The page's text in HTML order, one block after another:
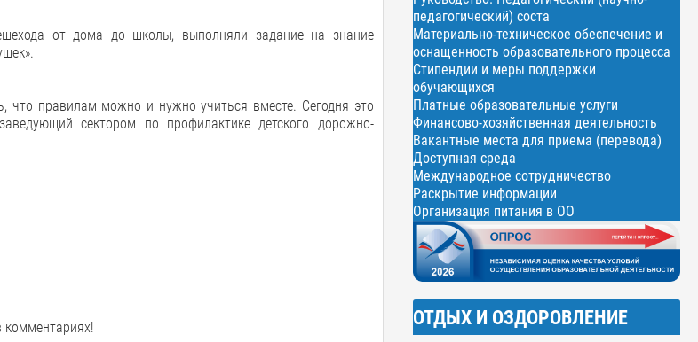
от дома до школы, выполняли задание на знание
что правилам можно и нужно учиться вместе. Сегодня это
сектором по профилактике детского дорожно-
комментариях!
педагогический) соста
Материально-техническое обеспечение и
оснащенность образовательного процесса
Стипендии и меры поддержки
обучающихся
Платные образовательные услуги
Финансово-хозяйственная деятельность
Вакантные места для приема (перевода)
Доступная среда
Международное сотрудничество
Раскрытие информации
Организация питания в ОО
ОТДЫХ И ОЗДОРОВЛЕНИЕ